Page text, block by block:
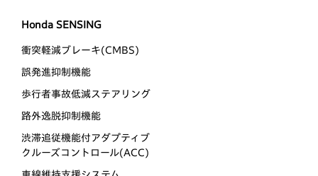
Honda SENSING
衝突軽減ブレーキ(CMBS)
誤発進抑制機能
歩行者事故低減ステアリング
路外逸脱抑制機能
渋滞追従機能付アダプティブ
クルーズコントロール(ACC)